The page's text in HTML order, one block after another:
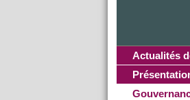
Actualités